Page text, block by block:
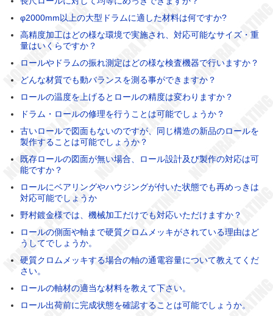
φ2000mm以上の大型ドラムに適した材料は何ですか?
高精度加工はどの様な環境で実施され、対応可能なサイズ・重
量はいくらですか？
ロールやドラムの振れ測定はどの様な検査機器で行いますか？
どんな材質でも動バランスを測る事ができますか？
ロールの温度を上げるとロールの精度は変わりますか？
ドラム・ロールの修理を行うことは可能でしょうか？
古いロールで図面もないのですが、同じ構造の新品のロールを
製作することは可能でしょうか？
既存ロールの図面が無い場合、ロール設計及び製作の対応は可
能ですか？
ロールにベアリングやハウジングが付いた状態でも再めっきは
対応可能でしょうか
野村鍍金様では、機械加工だけでも対応いただけますか？
ロールの側面や軸まで硬質クロムメッキがされている理由はど
うしてでしょうか。
硬質クロムメッキする場合の軸の通電容量について教えてくだ
さい。
ロールの軸材の適当な材料を教えて下さい。
ロール出荷前に完成状態を確認することは可能でしょうか。